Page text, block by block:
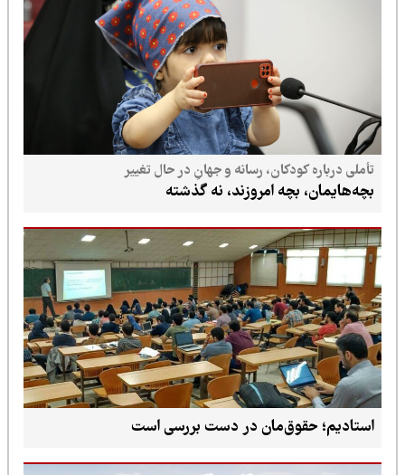
تأملی درباره کودکان، رسانه و جهانِ در حال تغییر
بچه‌هایمان، بچه امروزند، نه گذشته
استادیم؛ حقوق‌مان در دست بررسی است